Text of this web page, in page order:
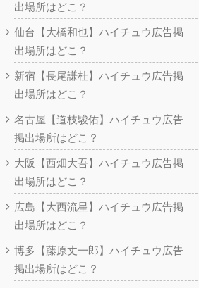
出場所はどこ？
仙台【大橋和也】ハイチュウ広告掲
出場所はどこ？
新宿【長尾謙杜】ハイチュウ広告掲
出場所はどこ？
名古屋【道枝駿佑】ハイチュウ広告
掲出場所はどこ？
大阪【西畑大吾】ハイチュウ広告掲
出場所はどこ？
広島【大西流星】ハイチュウ広告掲
出場所はどこ？
博多【藤原丈一郎】ハイチュウ広告
掲出場所はどこ？